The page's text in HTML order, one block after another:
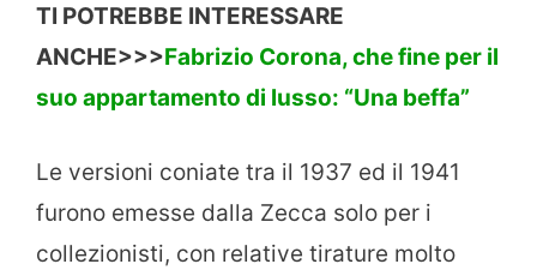
TI POTREBBE INTERESSARE
ANCHE>>>Fabrizio Corona, che fine per il
suo appartamento di lusso: “Una beffa”
Le versioni coniate tra il 1937 ed il 1941
furono emesse dalla Zecca solo per i
collezionisti, con relative tirature molto